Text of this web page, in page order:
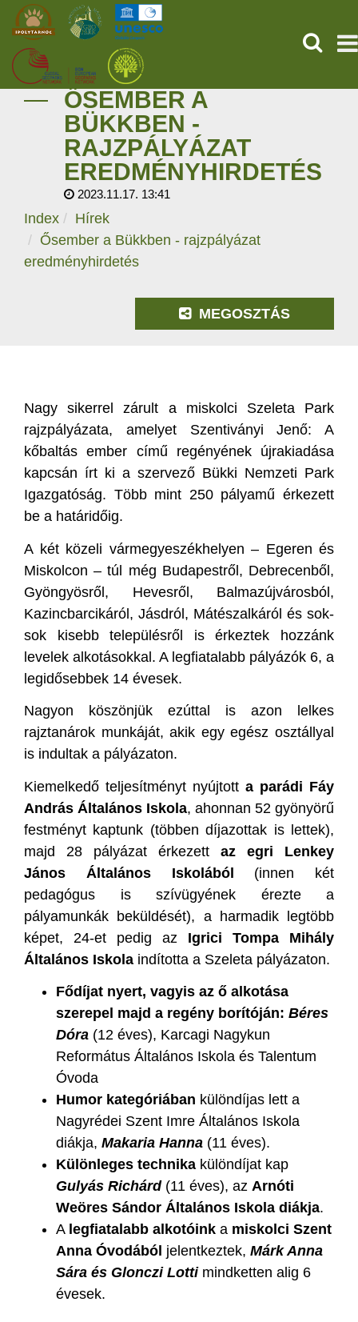
KEZDŐOLDAL
ŐSVILÁGI POMPEJI
SZOLGÁLTATÁSOK
HÍREK
ŐSEMBER A
BÜKKBEN -
RAJZPÁLYÁZAT
EREDMÉNYHIRDETÉS
2023.11.17. 13:41
Index
Hírek
Ősember a Bükkben - rajzpályázat
eredményhirdetés
MEGOSZTÁS
Nagy sikerrel zárult a miskolci Szeleta Park
rajzpályázata, amelyet Szentiványi Jenő: A
kőbaltás ember című regényének újrakiadása
kapcsán írt ki a szervező Bükki Nemzeti Park
Igazgatóság. Több mint 250 pályamű érkezett
be a határidőig.
A két közeli vármegyeszékhelyen – Egeren és
Miskolcon – túl még Budapestről, Debrecenből,
Gyöngyösről, Hevesről, Balmazújvárosból,
Kazincbarcikáról, Jásdról, Mátészalkáról és sok-
sok kisebb településről is érkeztek hozzánk
levelek alkotásokkal. A legfiatalabb pályázók 6, a
legidősebbek 14 évesek.
Nagyon köszönjük ezúttal is azon lelkes
rajztanárok munkáját, akik egy egész osztállyal
is indultak a pályázaton.
Kiemelkedő teljesítményt nyújtott a parádi Fáy
András Általános Iskola, ahonnan 52 gyönyörű
festményt kaptunk (többen díjazottak is lettek),
majd 28 pályázat érkezett az egri Lenkey
János Általános Iskolából (innen két
pedagógus is szívügyének érezte a
pályamunkák beküldését), a harmadik legtöbb
képet, 24-et pedig az Igrici Tompa Mihály
Általános Iskola indította a Szeleta pályázaton.
Fődíjat nyert, vagyis az ő alkotása
szerepel majd a regény borítóján: Béres
Dóra (12 éves), Karcagi Nagykun
Református Általános Iskola és Talentum
Óvoda
Humor kategóriában különdíjas lett a
Nagyrédei Szent Imre Általános Iskola
diákja, Makaria Hanna (11 éves).
Különleges technika különdíjat kap
Gulyás Richárd(11 éves), az Arnóti
Weöres Sándor Általános Iskola diákja.
A legfiatalabb alkotóink a miskolci Szent
Anna Óvodából jelentkeztek, Márk Anna
Sára és Glonczi Lottimindketten alig 6
évesek.